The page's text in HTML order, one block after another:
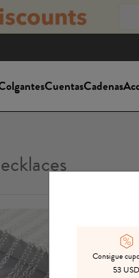
CuentasCadenas
Consigue
53 USD